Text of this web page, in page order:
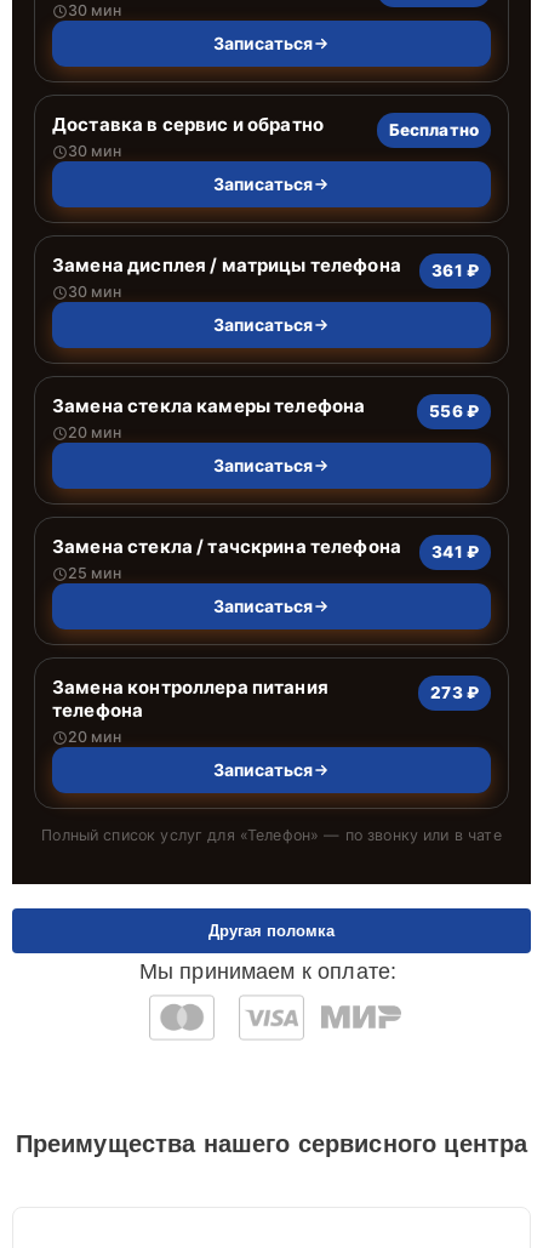
30 мин
Записаться
Доставка в сервис и обратно
30 мин
Бесплатно
Записаться
Замена дисплея / матрицы телефона
30 мин
361 ₽
Записаться
Замена стекла камеры телефона
20 мин
556 ₽
Записаться
Замена стекла / тачскрина телефона
25 мин
341 ₽
Записаться
Замена контроллера питания
телефона
20 мин
273 ₽
Записаться
Полный список услуг для «Телефон» — по звонку или в чате
Мы принимаем к оплате:
Другая поломка
Преимущества нашего сервисного центра